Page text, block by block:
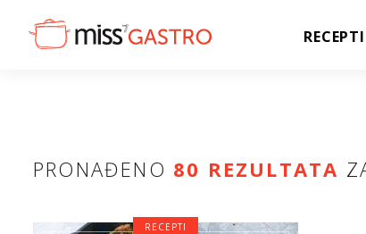
RECEPTI
PRONAĐENO 80 REZULTATA
RECEPTI